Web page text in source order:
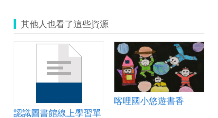
其他人也看了這些資源
認識圖書館線上學習單
喀哩國小悠遊書香